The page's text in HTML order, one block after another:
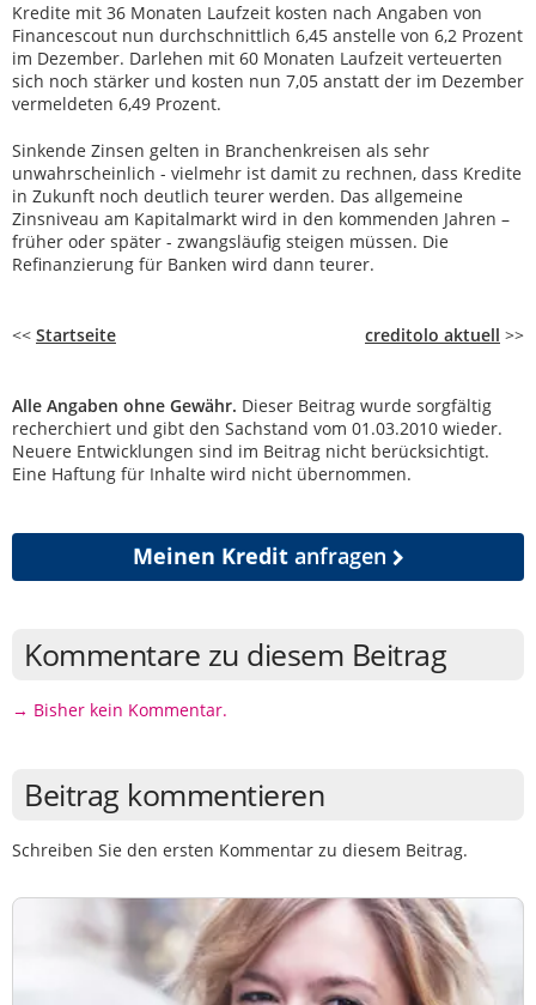
Kredite mit 36 Monaten Laufzeit kosten nach Angaben von
Financescout nun durchschnittlich 6,45 anstelle von 6,2 Prozent
im Dezember. Darlehen mit 60 Monaten Laufzeit verteuerten
sich noch stärker und kosten nun 7,05 anstatt der im Dezember
vermeldeten 6,49 Prozent.
Sinkende Zinsen gelten in Branchenkreisen als sehr
unwahrscheinlich - vielmehr ist damit zu rechnen, dass Kredite
in Zukunft noch deutlich teurer werden. Das allgemeine
Zinsniveau am Kapitalmarkt wird in den kommenden Jahren –
früher oder später - zwangsläufig steigen müssen. Die
Refinanzierung für Banken wird dann teurer.
<< Startseite creditolo aktuell >>
Alle Angaben ohne Gewähr. Dieser Beitrag wurde sorgfältig
recherchiert und gibt den Sachstand vom 01.03.2010 wieder.
Neuere Entwicklungen sind im Beitrag nicht berücksichtigt.
Eine Haftung für Inhalte wird nicht übernommen.
Meinen Kreditanfragen
Kommentare zu diesem Beitrag
→ Bisher kein Kommentar.
Beitrag kommentieren
Schreiben Sie den ersten Kommentar zu diesem Beitrag.